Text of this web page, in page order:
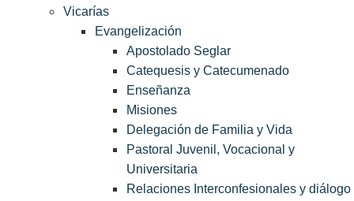
Vicarías
Evangelización
Apostolado Seglar
Catequesis y Catecumenado
Enseñanza
Misiones
Delegación de Familia y Vida
Pastoral Juvenil, Vocacional y
Universitaria
Relaciones Interconfesionales y diálogo